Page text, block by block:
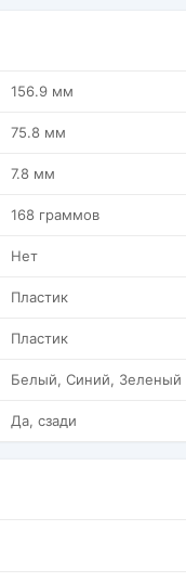
156.9 мм
75.8 мм
7.8 мм
168 граммов
Нет
Пластик
Пластик
Белый, Синий, Зеленый
Да, сзади